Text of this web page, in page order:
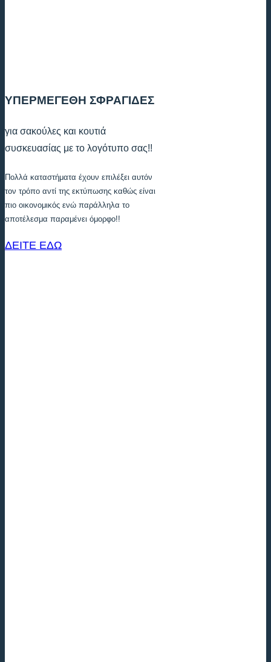
ΥΠΕΡΜΕΓΕΘΗ ΣΦΡΑΓΙΔΕΣ
για σακούλες και κουτιά
συσκευασίας με το λογότυπο σας!!
Πολλά καταστήματα έχουν επιλέξει αυτόν
τον τρόπο αντί της εκτύπωσης καθώς είναι
πιο οικονομικός ενώ παράλληλα το
αποτέλεσμα παραμένει όμορφο!!
ΔΕΙΤΕ ΕΔΩ